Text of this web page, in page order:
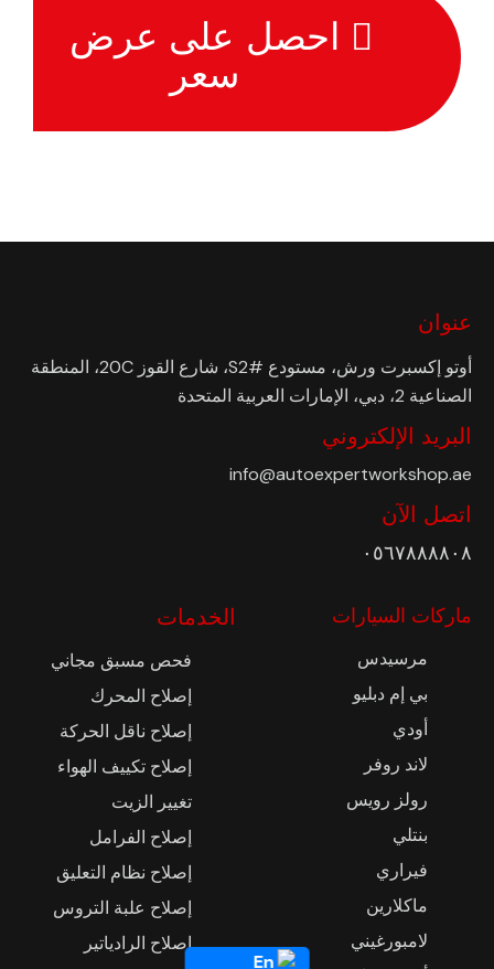
احصل على عرض
سعر
عنوان
أوتو إكسبرت ورش، مستودع #S2، شارع القوز 20C، المنطقة
الصناعية 2، دبي، الإمارات العربية المتحدة
البريد الإلكتروني
info@autoexpertworkshop.ae
اتصل الآن
٠٥٦٧٨٨٨٨٠٨
ماركات السيارات
مرسيدس
بي إم دبليو
أودي
لاند روفر
رولز رويس
بنتلي
فيراري
ماكلارين
لامبورغيني
الخدمات
فحص مسبق مجاني
إصلاح المحرك
إصلاح ناقل الحركة
إصلاح تكييف الهواء
تغيير الزيت
إصلاح الفرامل
إصلاح نظام التعليق
إصلاح علبة التروس
إصلاح الرادياتير